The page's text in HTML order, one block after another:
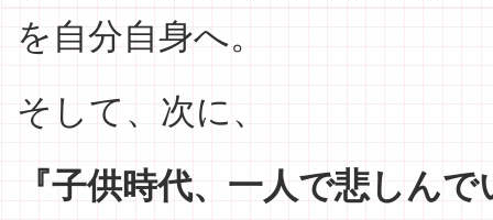
を自分自身へ。
そして、次に、
『子供時代、一人で悲しん